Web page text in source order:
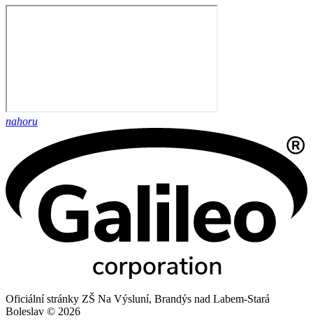
nahoru
Oficiální stránky ZŠ Na Výsluní, Brandýs nad Labem-Stará
Boleslav © 2026